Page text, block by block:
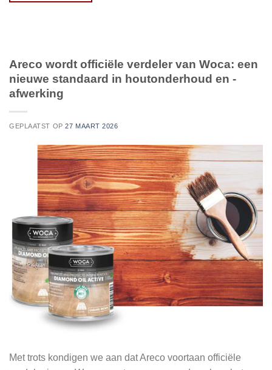
Areco wordt officiële verdeler van Woca: een
nieuwe standaard in houtonderhoud en -
afwerking
GEPLAATST OP27 MAART 2026
Met trots kondigen we aan dat Areco voortaan officiële